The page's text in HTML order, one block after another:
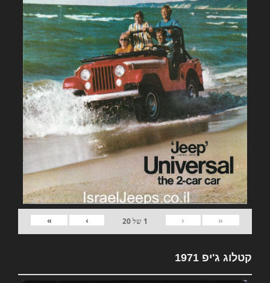
«
‹
1 של20
›
»
קטלוג ג'יפ 1971